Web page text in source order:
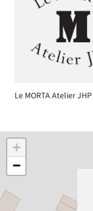
Le MORTA Atelier JHP
+
−